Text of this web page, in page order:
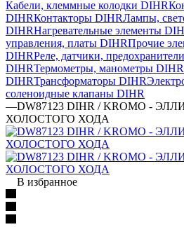
Кабели, клеммные колодки DIHR
DIHRКонтакторы DIHRЛампы,
DIHRНагревательные элементы
управления, платы DIHRПрочие
DIHRРеле, датчики,
DIHRТермометры, манометры DIHR
DIHRТрансформаторы DIHR
соленоидные клапаны DIHR
—DW87123 DIHR / KROMO -
ХОЛОСТОГО ХОДА
В избранное